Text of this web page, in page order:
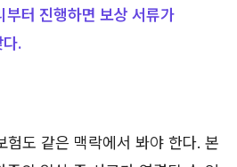
부터 진행하면 보상 서류가
다.
험도 같은 맥락에서 봐야 한다. 본